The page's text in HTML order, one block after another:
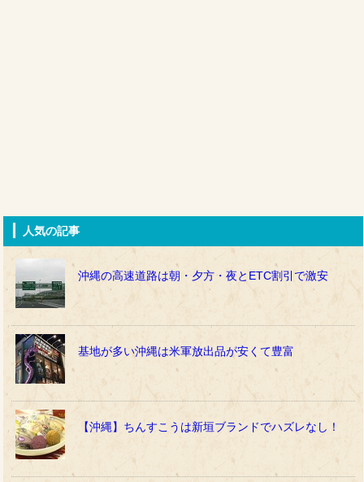
人気の記事
沖縄の高速道路は朝・夕方・夜とETC割引で激安
基地が多い沖縄は米軍放出品が安くて豊富
【沖縄】ちんすこうは新垣ブランドでハズレなし！